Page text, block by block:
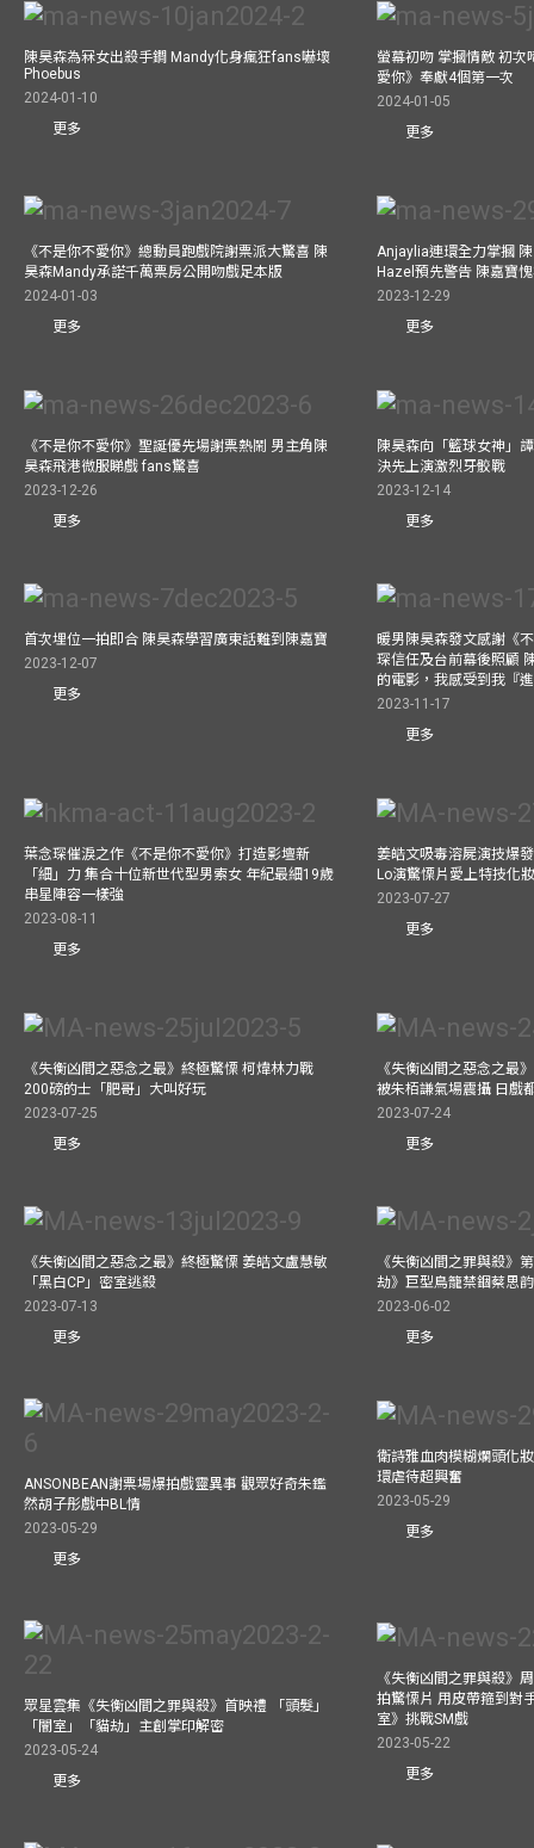
陳昊森為冧女出殺手鐧 Mandy化身瘋狂fans嚇壞
Phoebus
2024-01-10
更多
螢幕初吻 掌摑情敵 初次
愛你》奉獻4個第一次
2024-01-05
更多
《不是你不愛你》總動員跑戲院謝票派大驚喜 陳
昊森Mandy承諾千萬票房公開吻戲足本版
2024-01-03
更多
Anjaylia連環全力掌摑
Hazel預先警告 陳嘉寶
2023-12-29
更多
《不是你不愛你》聖誕優先場謝票熱鬧 男主角陳
昊森飛港微服睇戲 fans驚喜
2023-12-26
更多
陳昊森向「籃球女神」
決先上演激烈牙骹戰
2023-12-14
更多
首次埋位一拍即合 陳昊森學習廣東話難到陳嘉寶
2023-12-07
更多
暖男陳昊森發文感謝《
琛信任及台前幕後照顧
的電影，我感受到我『
2023-11-17
更多
葉念琛催淚之作《不是你不愛你》打造影壇新
「細」力 集合十位新世代型男索女 年紀最細19歲
串星陣容一樣強
2023-08-11
更多
姜皓文吸毒溶屍演技爆
Lo演驚慄片愛上特技化
2023-07-27
更多
《失衡凶間之惡念之最》終極驚慄 柯煒林力戰
200磅的士「肥哥」大叫好玩
2023-07-25
更多
《失衡凶間之惡念之最
被朱栢謙氣場震攝 日戲
2023-07-24
更多
《失衡凶間之惡念之最》終極驚慄 姜皓文盧慧敏
「黑白CP」密室逃殺
2023-07-13
更多
《失衡凶間之罪與殺》
劫》巨型鳥籠禁錮蔡思
2023-06-02
更多
ANSONBEAN謝票場爆拍戲靈異事 觀眾好奇朱鑑
然胡子彤戲中BL情
2023-05-29
更多
衛詩雅血肉模糊爛頭化
環虐待超興奮
2023-05-29
更多
眾星雲集《失衡凶間之罪與殺》首映禮 「頭髮」
「闇室」「貓劫」主創掌印解密
2023-05-24
更多
《失衡凶間之罪與殺》
拍驚慄片 用皮帶箍到對
室》挑戰SM戲
2023-05-22
更多